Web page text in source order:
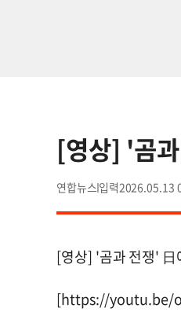
[영상] '곰
연합뉴스 2026.05.13
[영상] '곰과 전쟁'
[https://youtu.be/